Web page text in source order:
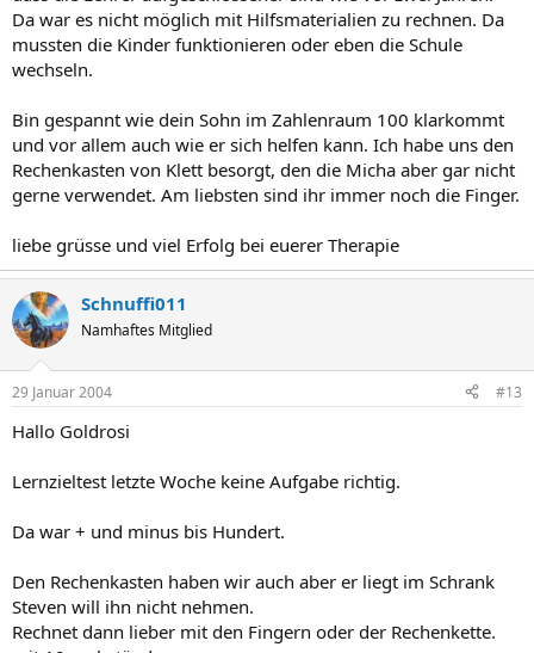
Da war es nicht möglich mit Hilfsmaterialien zu rechnen. Da
mussten die Kinder funktionieren oder eben die Schule
wechseln.
Bin gespannt wie dein Sohn im Zahlenraum 100 klarkommt
und vor allem auch wie er sich helfen kann. Ich habe uns den
Rechenkasten von Klett besorgt, den die Micha aber gar nicht
gerne verwendet. Am liebsten sind ihr immer noch die Finger.
liebe grüsse und viel Erfolg bei euerer Therapie
Schnuffi011
Namhaftes Mitglied
29 Januar 2004 #13
Hallo Goldrosi
Lernzieltest letzte Woche keine Aufgabe richtig.
Da war + und minus bis Hundert.
Den Rechenkasten haben wir auch aber er liegt im Schrank
Steven will ihn nicht nehmen.
Rechnet dann lieber mit den Fingern oder der Rechenkette.